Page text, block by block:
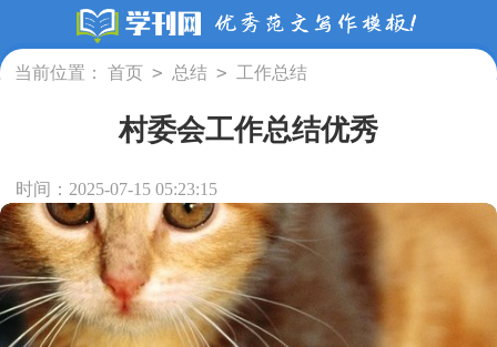
当前位置： 首页 > 总结 > 工作总结
村委会工作总结优秀
时间：2025-07-15 05:23:15